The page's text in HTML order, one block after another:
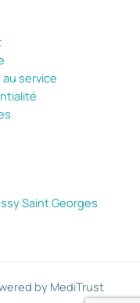
service
Saint Georges
by MediTrust